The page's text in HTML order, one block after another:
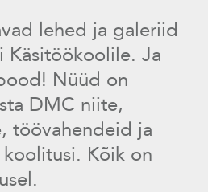
lehed ja galeriid
Käsitöökoolile. Ja
Nüüd on
DMC niite,
töövahendeid ja
Kõik on